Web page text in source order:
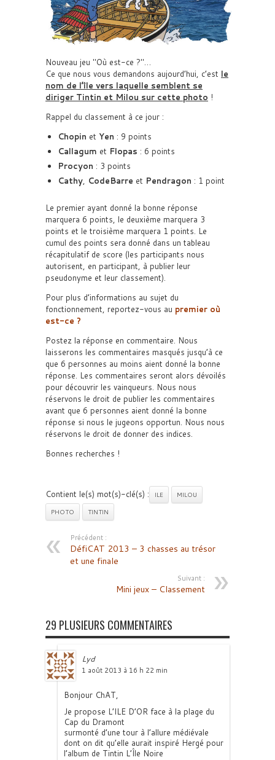
Nouveau jeu Où est-ce ? …
Ce que nous vous demandons aujourd’hui, c’est le
nom de l’île vers laquelle semblent se
diriger Tintin et Milou sur cette photo !
Rappel du classement à ce jour :
Chopin et Yen : 9 points
Callagum et Flopas : 6 points
Procyon : 3 points
Cathy, CodeBarre et Pendragon : 1 point
Le premier ayant donné la bonne réponse
marquera 6 points, le deuxième marquera 3
points et le troisième marquera 1 points. Le
cumul des points sera donné dans un tableau
récapitulatif de score (les participants nous
autorisent, en participant, à publier leur
pseudonyme et leur classement).
Pour plus d’informations au sujet du
fonctionnement, reportez-vous au premier où
est-ce ?
Postez la réponse en commentaire. Nous
laisserons les commentaires masqués jusqu’à ce
que 6 personnes au moins aient donné la bonne
réponse. Les commentaires seront alors dévoilés
pour découvrir les vainqueurs. Nous nous
réservons le droit de publier les commentaires
avant que 6 personnes aient donné la bonne
réponse si nous le jugeons opportun. Nous nous
réservons le droit de donner des indices.
Bonnes recherches !
Contient le(s) mot(s)-clé(s) : ILE
MILOU
PHOTO
TINTIN
Précédent :
DéfiCAT 2013 – 3 chasses au trésor
et une finale
Suivant :
Mini jeux – Classement
29 PLUSIEURS COMMENTAIRES
Lyd
1 août 2013 à 16 h 22 min
Bonjour ChAT,
Je propose L’ILE D’OR face à la plage du
Cap du Dramont
surmonté d’une tour à l’allure médiévale
dont on dit qu’elle aurait inspiré Hergé pour
l’album de Tintin L’Île Noire